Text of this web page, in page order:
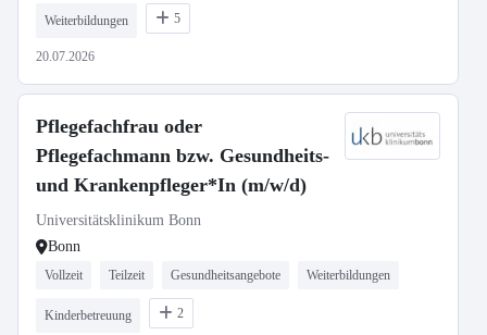
Weiterbildungen 5
20.07.2026
Pflegefachfrau oder
Pflegefachmann bzw. Gesundheits-
und Krankenpfleger*In (m/w/d)
Universitätsklinikum Bonn
Bonn
Vollzeit Teilzeit Gesundheitsangebote Weiterbildungen
Kinderbetreuung 2